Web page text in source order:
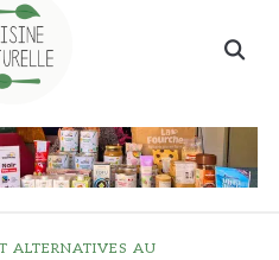
Search
ALTERNATIVES AU